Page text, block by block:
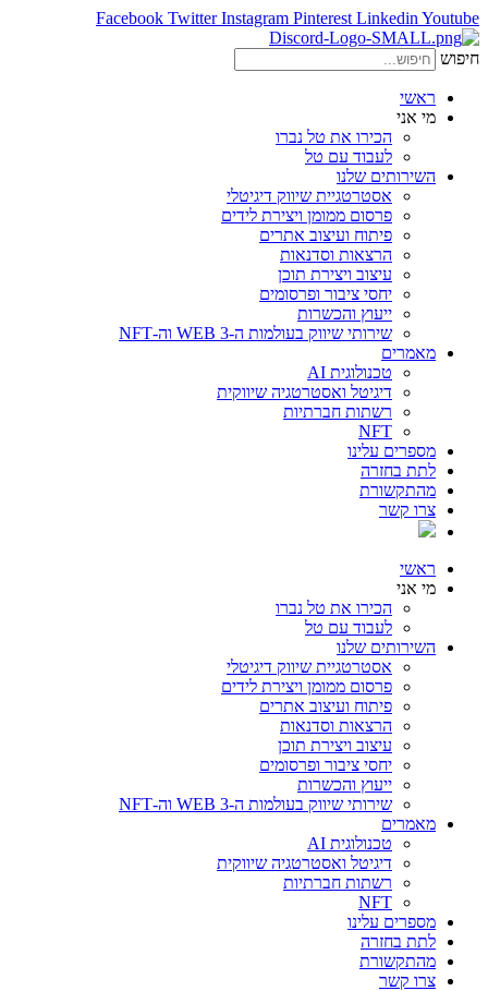
Facebook Twitter Instagram Pinterest Linkedin Youtube
חיפוש
ראשי
מי אני
הכירו את טל נברו
לעבוד עם טל
השירותים שלנו
אסטרטגיית שיווק דיגיטלי
פרסום ממומן ויצירת לידים
פיתוח ועיצוב אתרים
הרצאות וסדנאות
עיצוב ויצירת תוכן
יחסי ציבור ופרסומים
ייעוץ והכשרות
שירותי שיווק בעולמות ה-WEB 3 וה-NFT
מאמרים
טכנולוגית AI
דיגיטל ואסטרטגיה שיווקית
רשתות חברתיות
NFT
מספרים עלינו
לתת בחזרה
מהתקשורת
צרו קשר
ראשי
מי אני
הכירו את טל נברו
לעבוד עם טל
השירותים שלנו
אסטרטגיית שיווק דיגיטלי
פרסום ממומן ויצירת לידים
פיתוח ועיצוב אתרים
הרצאות וסדנאות
עיצוב ויצירת תוכן
יחסי ציבור ופרסומים
ייעוץ והכשרות
שירותי שיווק בעולמות ה-WEB 3 וה-NFT
מאמרים
טכנולוגית AI
דיגיטל ואסטרטגיה שיווקית
רשתות חברתיות
NFT
מספרים עלינו
לתת בחזרה
מהתקשורת
צרו קשר